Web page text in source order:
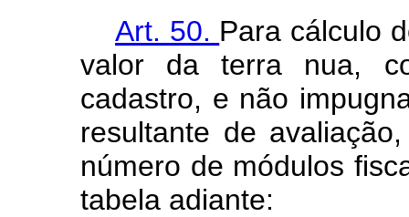
Art. 50. Para cálculo
valor da terra nua,
cadastro, e não
resultante de
número de módulos
tabela adiante: